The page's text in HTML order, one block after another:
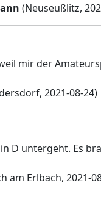
(Neuseußlitz,
mir der
2021-08-24)
D untergeht. Es
am Erlbach, 2021-